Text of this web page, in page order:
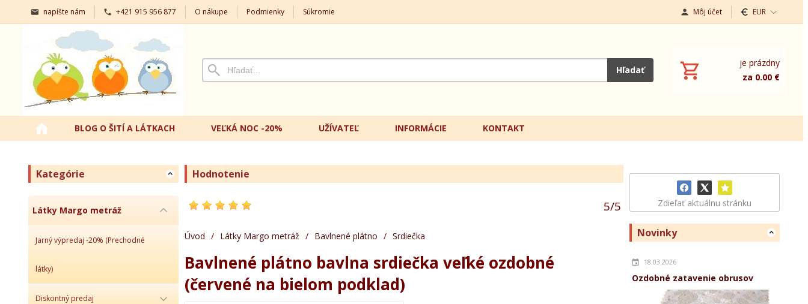
napíšte nám +421 915 956 877 O nákupe Podmienky Súkromie Môj účet EUR
Hľadať
je prázdny
za 0.00 €
BLOG O ŠITÍ A LÁTKACH VEĽKÁ NOC -20% UŽÍVATEĽ INFORMÁCIE KONTAKT
Kategórie
Látky Margo metráž
Jarný výpredaj -20% (Prechodné
látky)
Diskontný predaj
Zdieľať aktuálnu stránku
Novinky
18.03.2026
Ozdobné zatavenie obrusov
Hodnotenie
5/5
Úvod / Látky Margo metráž / Bavlnené plátno / Srdiečka
Bavlnené plátno bavlna srdiečka veľké ozdobné
(červené na bielom podklad)